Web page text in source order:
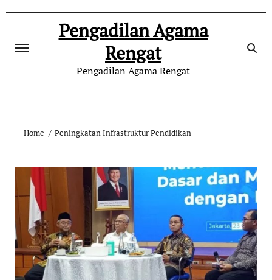
content
Pengadilan Agama
Rengat
Pengadilan Agama Rengat
Home Peningkatan Infrastruktur Pendidikan